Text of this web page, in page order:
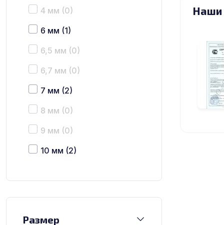
4 мм (0)
6 мм (1)
6,5 мм (0)
6,7 мм (0)
7 мм (2)
8 мм (0)
9 мм (0)
10 мм (2)
Размер
Наши